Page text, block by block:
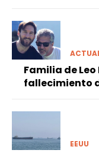
Familia de
fallecimiento
EEUU